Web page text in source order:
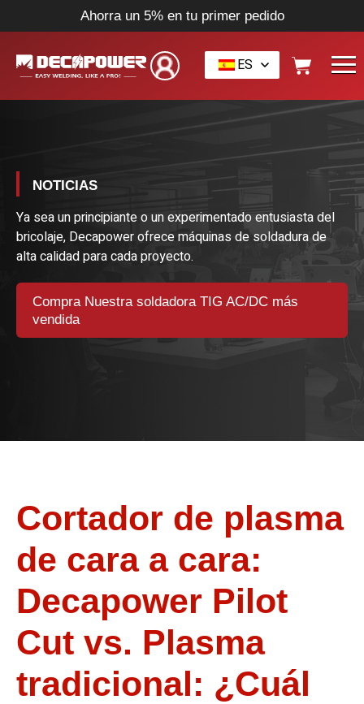
Ahorra un 5% en tu primer pedido
ES
NOTICIAS
Ya sea un principiante o un experimentado entusiasta del
bricolaje, Decapower ofrece máquinas de soldadura de
alta calidad para cada proyecto.
Compra Nuestra soldadora TIG AC/DC más
vendida
Cortador de plasma
de cara a cara:
Decapower Pilot
Cut vs. Plasma
tradicional: ¿Cuál